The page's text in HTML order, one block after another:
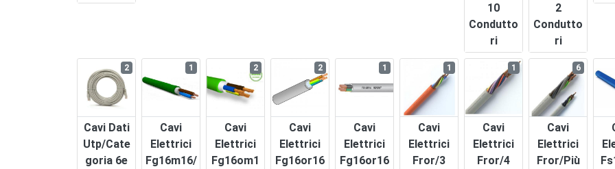
10
Condutto
Ri
2
Condutto
Ri
Cavi Dati
Utp/cate
Goria 6e
2
Cavi
Elettrici
Fg16m16/
1
Cavi
Elettrici
Fg16om1
2
Cavi
Elettrici
Fg16or16
2
Cavi
Elettrici
Fg16or16
1
Cavi
Elettrici
Fror/3
1
Cavi
Elettrici
Fror/4
1
Cavi
Elettrici
Fror/più
6